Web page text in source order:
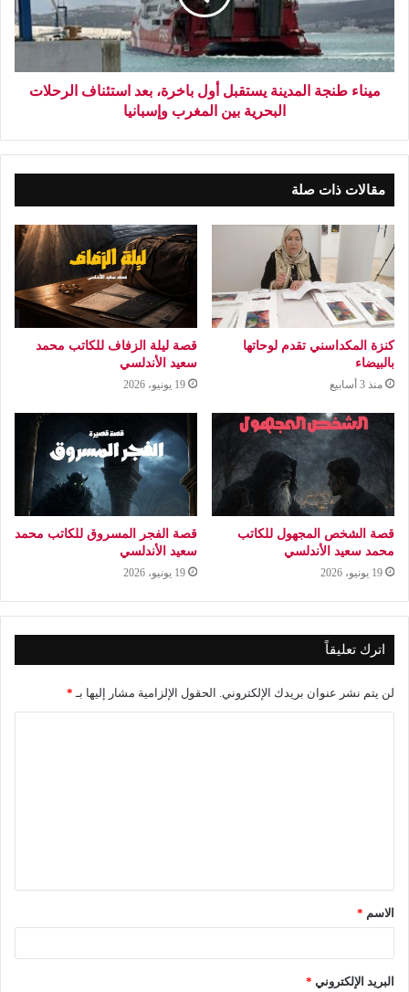
ميناء طنجة المدينة يستقبل أول باخرة، بعد استئناف الرحلات
البحرية بين المغرب وإسبانيا
مقالات ذات صلة
كنزة المكداسني تقدم لوحاتها
بالبيضاء
منذ 3 أسابيع
قصة ليلة الزفاف للكاتب محمد
سعيد الأندلسي
19 يونيو، 2026
قصة الشخص المجهول للكاتب
محمد سعيد الأندلسي
19 يونيو، 2026
قصة الفجر المسروق للكاتب محمد
سعيد الأندلسي
19 يونيو، 2026
اترك تعليقاً
لن يتم نشر عنوان بريدك الإلكتروني. الحقول الإلزامية مشار إليها بـ *
ق
*الاسم *
البريد الإلكتروني *